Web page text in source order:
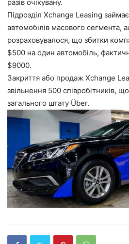
разів очікувану.
Підрозділ Xchange Leasing
автомобілів масового сегмента,
розраховувалося, що збитки
$500 на один автомобіль,
$9000.
Закриття або продаж Xchange
звільнення 500 співробітників,
загального штату Über.